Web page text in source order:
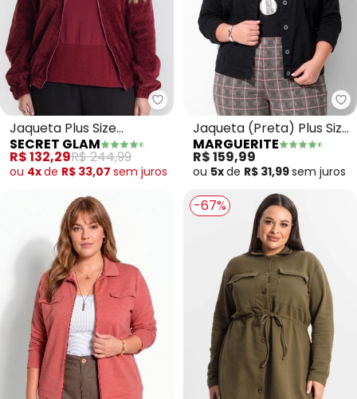
Secret Glam - Jaqueta Plus
Jaqueta Plus Size
(Vermelho)
SECRET GLAM
R$ 132,29R$ 244,99
ou 4xde R$ 33,07 sem juros
Jaqueta (Preta) Plus Size
com Bolso Decorativo
MARGUERITE
R$ 159,99
ou 5xde R$ 31,99sem juros
-67%